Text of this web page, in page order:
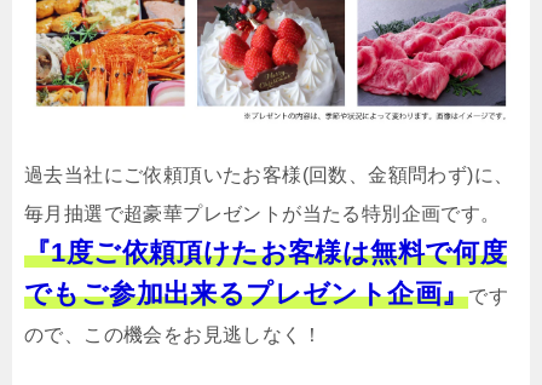
過去当社にご依頼頂いたお客様(回数、金額問わず)に、
毎月抽選で超豪華プレゼントが当たる特別企画です。
『1度ご依頼頂けたお客様は無料で何度
でもご参加出来るプレゼント企画』です
ので、この機会をお見逃しなく！